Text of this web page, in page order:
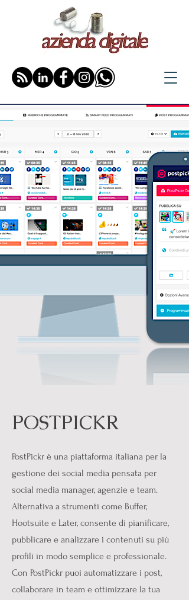
POSTPICKR
PostPickr è una piattaforma italiana per la
gestione dei social media pensata per
social media manager, agenzie e team.
Alternativa a strumenti come Buffer,
Hootsuite e Later, consente di pianificare,
pubblicare e analizzare i contenuti su più
profili in modo semplice e professionale.
Con PostPickr puoi automatizzare i post,
collaborare in team e ottimizzare la tua